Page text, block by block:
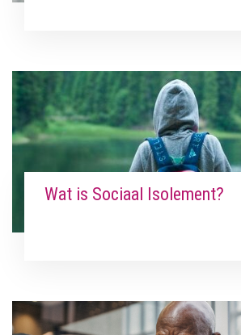
Wat is Sociaal Isolement?